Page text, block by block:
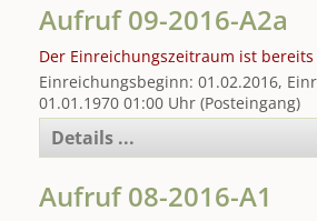
Aufruf 09-2016-A2a
Der Einreichungszeitraum ist
Einreichungsbeginn: 01.02.2016,
01.01.1970 01:00 Uhr (Posteingang)
Details ...
Aufruf 08-2016-A1